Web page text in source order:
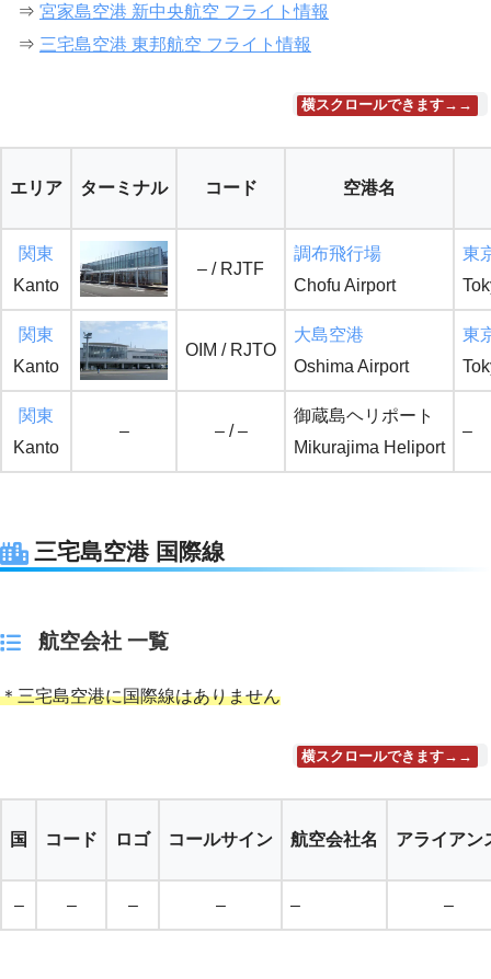
⇒ 宮家島空港 新中央航空 フライト情報
⇒ 三宅島空港 東邦航空 フライト情報
横スクロールできます→→
エリア ターミナル コード 空港名
関東
Kanto
– / RJTF
調布飛行場
Chofu Airport
東
関東
Kanto
OIM / RJTO
大島空港
Oshima Airport
東
関東
Kanto
– – / –
御蔵島ヘリポート
Mikurajima Heliport
–
三宅島空港 国際線
航空会社 一覧
＊三宅島空港に国際線はありません
横スクロールできます→→
国 コード ロゴ コールサイン 航空会社名 アライアン
– – – – – –